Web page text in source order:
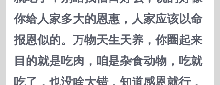
你给人家多大的恩惠，人家应该以命
报恩似的。万物天生天养，你圈起来
目的就是吃肉，咱是杂食动物，吃就
吃了，也没啥大错，知道感恩就行，